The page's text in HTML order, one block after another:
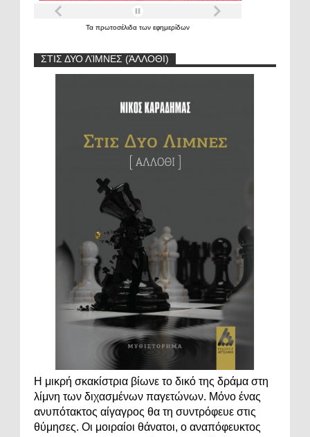
Τα πρωτοσέλιδα των εφημερίδων
ΣΤΙΣ ΔΥΟ ΛΊΜΝΕΣ (ΆΛΛΟΘΙ)
Η μικρή σκακίστρια βίωνε το δικό της δράμα στη
λίμνη των διχασμένων παγετώνων. Μόνο ένας
ανυπότακτος αίγαγρος θα τη συντρόφευε στις
θύμησες. Οι μοιραίοι θάνατοι, ο αναπόφευκτος